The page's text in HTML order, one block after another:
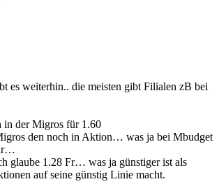
es weiterhin.. die meisten gibt Filialen zB bei
in der Migros für 1.60
den noch in Aktion… was ja bei Mbudget
glaube 1.28 Fr… was ja günstiger ist als
auf seine günstig Linie macht.